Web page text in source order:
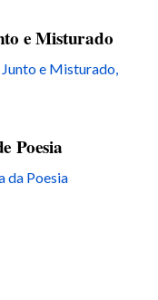
e Misturado
e Misturado,
Poesia
da Poesia